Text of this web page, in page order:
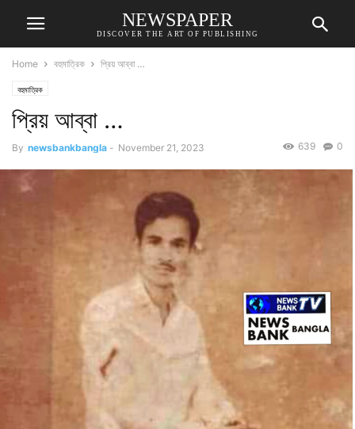
NEWSPAPER
DISCOVER THE ART OF PUBLISHING
Home বহুমাত্রিক প্রিয় আব্বা …
বহুমাত্রিক
প্রিয় আব্বা …
By newsbankbangla - November 21, 2023 0
639